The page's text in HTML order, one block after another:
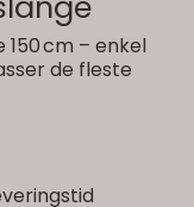
150 cm – enkel
de fleste